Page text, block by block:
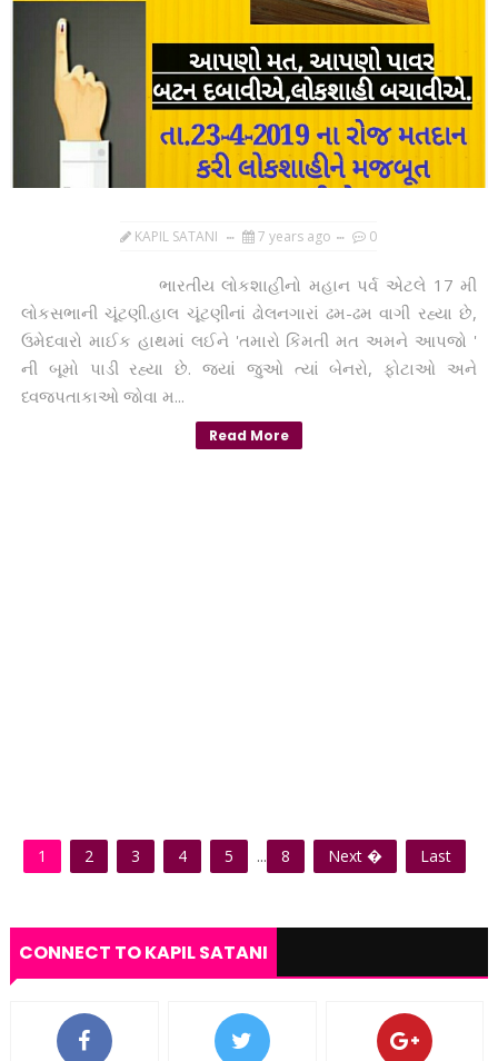
KAPIL SATANI 7 years ago 0
ભારતીય લોકશાહીનો મહાન પર્વ એટલે 17 મી
લોકસભાની ચૂંટણી.હાલ ચૂંટણીનાં ઢોલનગારાં ઢમ-ઢમ વાગી રહ્યા છે,
ઉમેદવારો માઈક હાથમાં લઈને 'તમારો કિંમતી મત અમને આપજો '
ની બૂમો પાડી રહ્યા છે. જ્યાં જુઓ ત્યાં બેનરો, ફોટાઓ અને
ધ્વજપતાકાઓ જોવા મ...
Read More
1 2 3 4 5 ... 8 Next � Last
CONNECT TO KAPIL SATANI